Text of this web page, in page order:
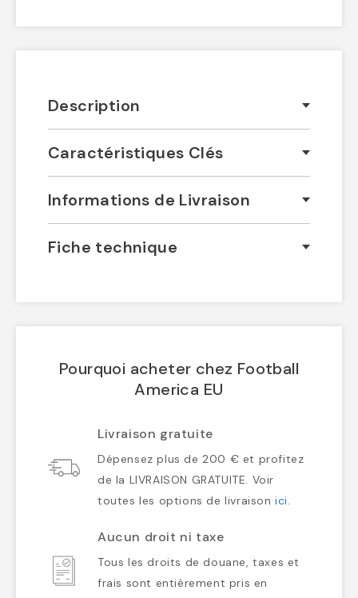
Description
Caractéristiques Clés
Informations de Livraison
Fiche technique
Pourquoi acheter chez Football
America EU
Livraison gratuite
Dépensez plus de 200 € et profitez
de la LIVRAISON GRATUITE. Voir
toutes les options de livraisonici.
Aucun droit ni taxe
Tous les droits de douane, taxes et
frais sont entièrement pris en